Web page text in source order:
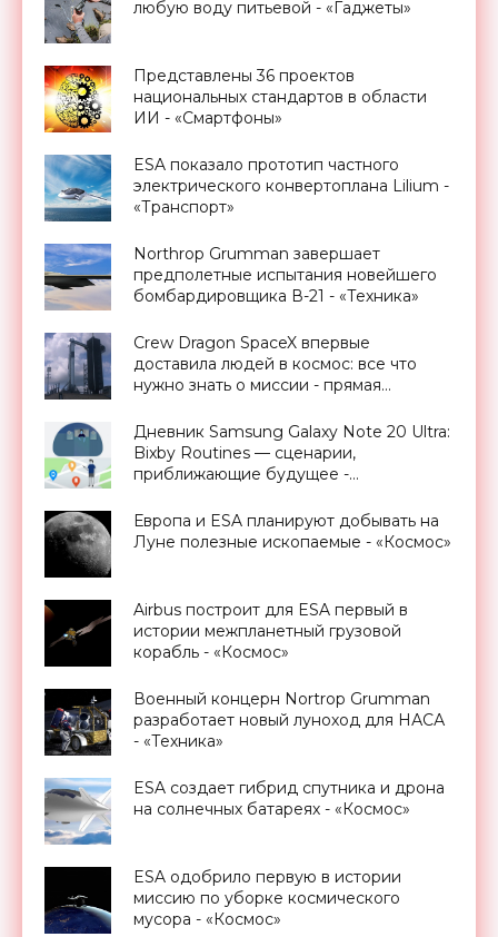
любую воду питьевой - «Гаджеты»
Представлены 36 проектов
национальных стандартов в области
ИИ - «Смартфоны»
ESA показало прототип частного
электрического конвертоплана Lilium -
«Транспорт»
Northrop Grumman завершает
предполетные испытания новейшего
бомбардировщика В-21 - «Техника»
Crew Dragon SpaceX впервые
доставила людей в космос: все что
нужно знать о миссии - прямая
Дневник Samsung Galaxy Note 20 Ultra:
Bixby Routines — сценарии,
приближающие будущее -
Европа и ESA планируют добывать на
Луне полезные ископаемые - «Космос»
Airbus построит для ESA первый в
истории межпланетный грузовой
корабль - «Космос»
Военный концерн Nortrop Grumman
разработает новый луноход для НАСА
- «Техника»
ESA создает гибрид спутника и дрона
на солнечных батареях - «Космос»
ESA одобрило первую в истории
миссию по уборке космического
мусора - «Космос»